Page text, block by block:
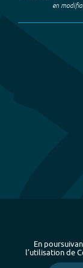
en
En
l’utilisation de